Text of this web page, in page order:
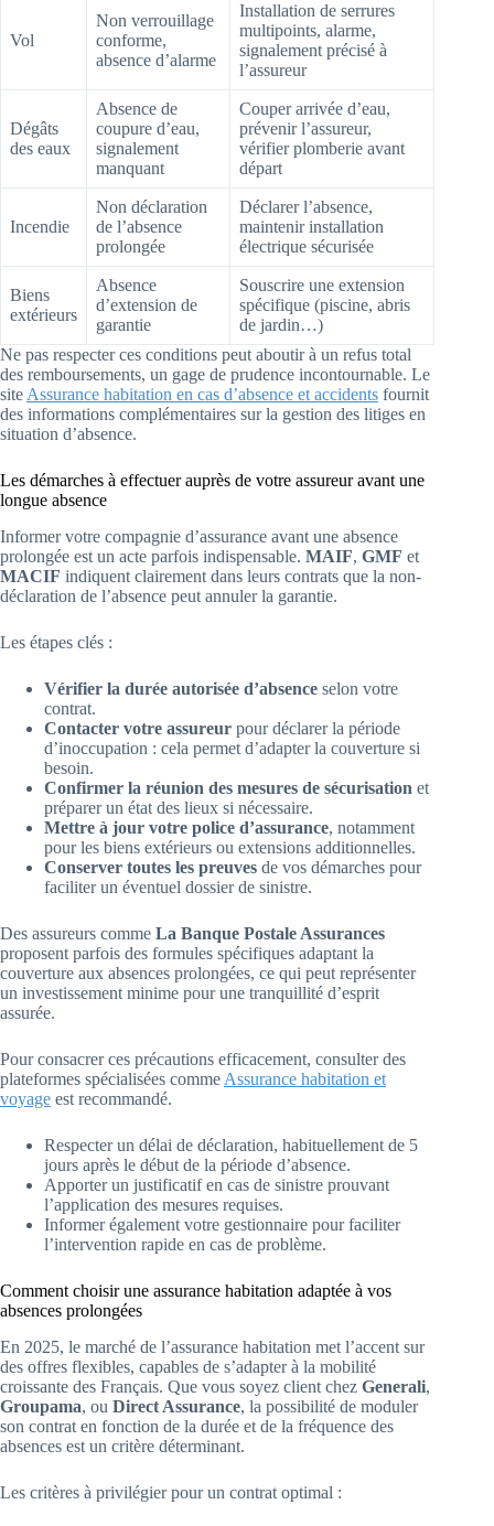
Vol
Non verrouillage
conforme,
absence d’alarme
Installation de serrures
multipoints, alarme,
signalement précisé à
l’assureur
Dégâts
des eaux
Absence de
coupure d’eau,
signalement
manquant
Couper arrivée d’eau,
prévenir l’assureur,
vérifier plomberie avant
départ
Incendie
Non déclaration
de l’absence
prolongée
Déclarer l’absence,
maintenir installation
électrique sécurisée
Biens
extérieurs
Absence
d’extension de
garantie
Souscrire une extension
spécifique (piscine, abris
de jardin…)
Ne pas respecter ces conditions peut aboutir à un refus total
des remboursements, un gage de prudence incontournable. Le
siteAssurance habitation en cas d’absence et accidents fournit
des informations complémentaires sur la gestion des litiges en
situation d’absence.
Les démarches à effectuer auprès de votre assureur avant une
longue absence
Informer votre compagnie d’assurance avant une absence
prolongée est un acte parfois indispensable. MAIF, GMF et
MACIF indiquent clairement dans leurs contrats que la non-
déclaration de l’absence peut annuler la garantie.
Les étapes clés :
Vérifier la durée autorisée d’absence selon votre
contrat.
Contacter votre assureur pour déclarer la période
d’inoccupation : cela permet d’adapter la couverture si
besoin.
Confirmer la réunion des mesures de sécurisation et
préparer un état des lieux si nécessaire.
Mettre à jour votre police d’assurance, notamment
pour les biens extérieurs ou extensions additionnelles.
Conserver toutes les preuves de vos démarches pour
faciliter un éventuel dossier de sinistre.
Des assureurs comme La Banque Postale Assurances
proposent parfois des formules spécifiques adaptant la
couverture aux absences prolongées, ce qui peut représenter
un investissement minime pour une tranquillité d’esprit
assurée.
Pour consacrer ces précautions efficacement, consulter des
plateformes spécialisées comme Assurance habitation et
voyage est recommandé.
Respecter un délai de déclaration, habituellement de 5
jours après le début de la période d’absence.
Apporter un justificatif en cas de sinistre prouvant
l’application des mesures requises.
Informer également votre gestionnaire pour faciliter
l’intervention rapide en cas de problème.
Comment choisir une assurance habitation adaptée à vos
absences prolongées
En 2025, le marché de l’assurance habitation met l’accent sur
des offres flexibles, capables de s’adapter à la mobilité
croissante des Français. Que vous soyez client chez Generali,
Groupama, ou Direct Assurance, la possibilité de moduler
son contrat en fonction de la durée et de la fréquence des
absences est un critère déterminant.
Les critères à privilégier pour un contrat optimal :